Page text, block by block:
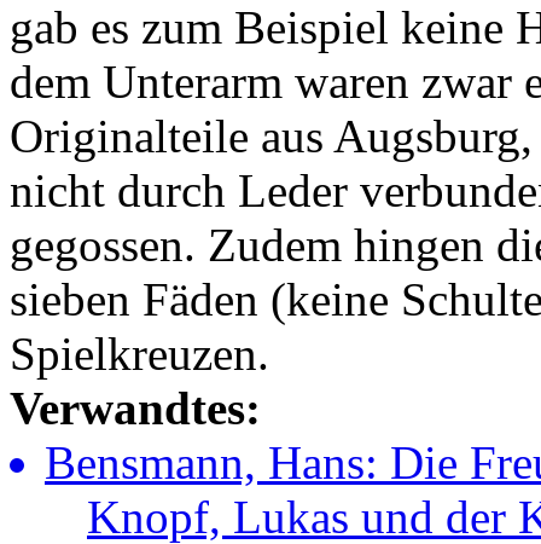
gab es zum Beispiel keine
dem Unterarm waren zwar
Originalteile aus
nicht durch Leder
gegossen. Zudem hingen
sieben Fäden (keine
Spielkreuzen.
Verwandtes:
Bensmann, Hans: Die
Knopf, Lukas und der